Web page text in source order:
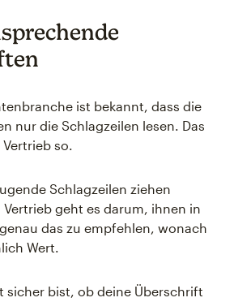
ist bekannt, dass die
nur die Schlagzeilen lesen. Das
so.
Schlagzeilen ziehen
Vertrieb geht es darum, ihnen in
das zu empfehlen, wonach
Wert.
sicher bist, ob deine Überschrift